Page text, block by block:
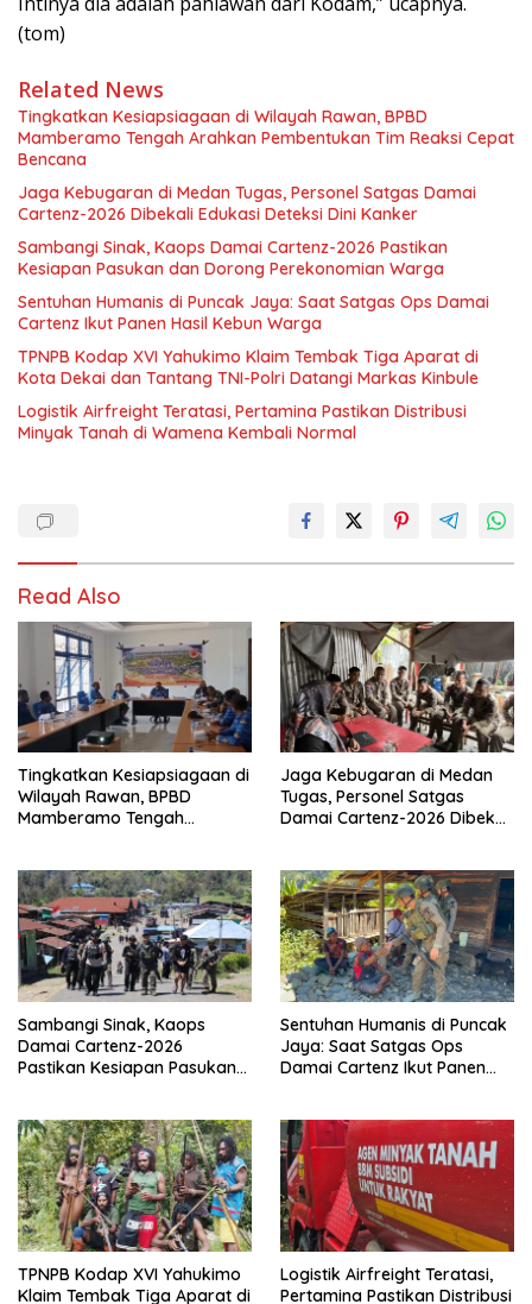
(tom)
Related News
Tingkatkan Kesiapsiagaan di Wilayah Rawan, BPBD
Mamberamo Tengah Arahkan Pembentukan Tim Reaksi Cepat
Bencana
Jaga Kebugaran di Medan Tugas, Personel Satgas Damai
Cartenz-2026 Dibekali Edukasi Deteksi Dini Kanker
Sambangi Sinak, Kaops Damai Cartenz-2026 Pastikan
Kesiapan Pasukan dan Dorong Perekonomian Warga
Sentuhan Humanis di Puncak Jaya: Saat Satgas Ops Damai
Cartenz Ikut Panen Hasil Kebun Warga
TPNPB Kodap XVI Yahukimo Klaim Tembak Tiga Aparat di
Kota Dekai dan Tantang TNI-Polri Datangi Markas Kinbule
Logistik Airfreight Teratasi, Pertamina Pastikan Distribusi
Minyak Tanah di Wamena Kembali Normal
Read Also
Tingkatkan Kesiapsiagaan di
Wilayah Rawan, BPBD
Mamberamo Tengah
Jaga Kebugaran di Medan
Tugas, Personel Satgas
Damai Cartenz-2026 Dibekali
Sambangi Sinak, Kaops
Damai Cartenz-2026
Pastikan Kesiapan Pasukan
Sentuhan Humanis di Puncak
Jaya: Saat Satgas Ops
Damai Cartenz Ikut Panen
TPNPB Kodap XVI Yahukimo
Klaim Tembak Tiga Aparat di
Logistik Airfreight Teratasi,
Pertamina Pastikan Distribusi